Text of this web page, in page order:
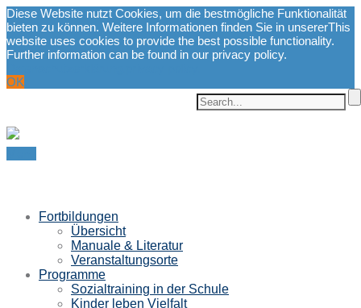
Diese Website nutzt Cookies, um die bestmögliche Funktionalität
bieten zu können. Weitere Informationen finden Sie in unsererThis
website uses cookies to provide the best possible functionality.
Further information can be found in our privacy policy.
OK
Fortbildungen
Übersicht
Manuale & Literatur
Veranstaltungsorte
Programme
Sozialtraining in der Schule
Kinder leben Vielfalt